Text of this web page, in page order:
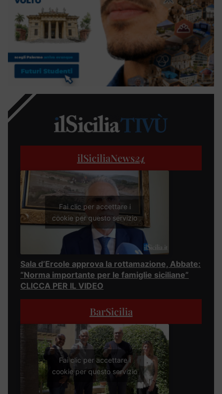
ilSiciliaNews24
Fai clic per accettare i
cookie per questo servizio
Sala d’Ercole approva la rottamazione, Abbate:
“Norma importante per le famiglie siciliane”
CLICCA PER IL VIDEO
BarSicilia
Fai clic per accettare i
cookie per questo servizio